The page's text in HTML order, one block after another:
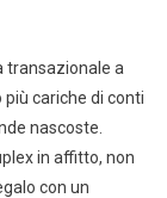
transazionale a
cariche di conti
nascoste.
in affitto, non
con un